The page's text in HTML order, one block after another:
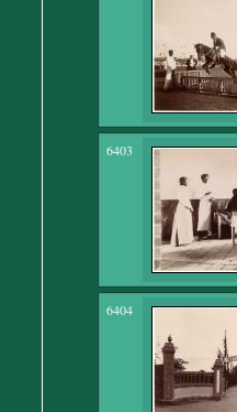
6403
6404